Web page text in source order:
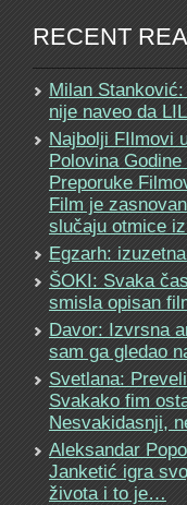
RECENT
Milan
nije naveo da
Najbolji FIlmovi
Polovina
Preporuke
Film je
slučaju otmice
Egzarh:
ŠOKI: Svaka
smisla opisan
Davor: Izvrsna
sam ga gledao
Svetlana:
Svakako fim
Nesvakidasnji,
Aleksandar
Janketić igra
života i to je…